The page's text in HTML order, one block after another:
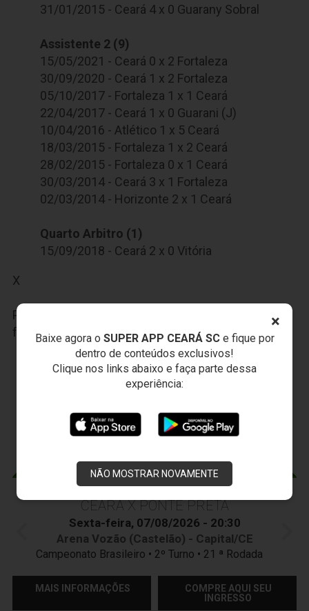
×
Baixe agora o SUPER APP CEARÁ SCe fique por
dentro de conteúdos exclusivos!
Clique nos links abaixo e faça parte dessa
experiência:
NÃO MOSTRAR NOVAMENTE
31/01/2015 - Ceará 4 x 0 Guarany Sobral
Assistente 2 (9)
15/05/2021 - Ceará 0 x 2 Fortaleza
30/09/2020 - Ceará 1 x 2 Fortaleza
05/10/2017 - Fortaleza 1 x 1 Ceará
22/04/2017 - Ceará 1 x 0 Guarani (J)
10/04/2016 - Atlético 1 x 5 Ceará
18/03/2015 - Fortaleza 1 x 2 Ceará
28/02/2015 - Fortaleza 0 x 1 Ceará
30/03/2014 - Ceará 3 x 1 Fortaleza
02/03/2014 - Horizonte 2 x 1 Ceará
Quarto Arbitro (1)
15/09/2018 - Ceará 2 x 0 Vitória
X
Participe das nossas promoções, clique
faça seu cadastro.
JOGOS DOVOZÃO
CEARÁ X PONTE PRETA
Sexta-feira, 07/08/2026 - 20:30
Arena Vozão (Castelão) - Capital/CE
Campeonato Brasileiro • 2º Turno • 21 ª Rodada
MAIS INFORMAÇÕES
COMPRE AQUI SEU
INGRESSO